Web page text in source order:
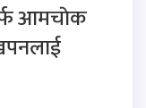
आमचाेक